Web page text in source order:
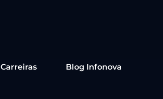
Carreiras Blog Infonova